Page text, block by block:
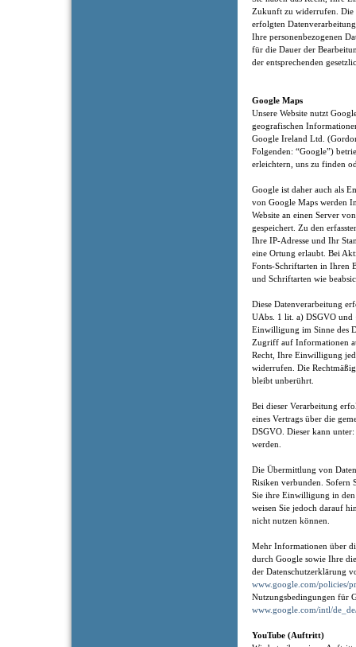
Zukunft zu widerrufen. Die
erfolgten
Ihre personenbezogenen
für die Dauer der
der entsprechenden
Google Maps
Unsere Website nutzt
geografischen
Google Ireland Ltd.
Folgenden: “Google”)
erleichtern, uns zu finden
Google ist daher auch als
von Google Maps werden
Website an einen Server
gespeichert. Zu den
Ihre IP-Adresse und Ihr
eine Ortung erlaubt. Bei
Fonts-Schriftarten in Ihren
und Schriftarten wie
Diese Datenverarbeitung
UAbs. 1 lit. a) DSGVO und
Einwilligung im Sinne des
Zugriff auf Informationen
Recht, Ihre Einwilligung
widerrufen. Die
bleibt unberührt.
Bei dieser Verarbeitung
eines Vertrags über die
DSGVO. Dieser kann unter:
werden.
Die Übermittlung von
Risiken verbunden. Sofern
Sie ihre Einwilligung in
weisen Sie jedoch darauf
nicht nutzen können.
Mehr Informationen über
durch Google sowie Ihre
der Datenschutzerklärung
www.google.com/policies/
Nutzungsbedingungen für
www.google.com/intl/
YouTube (Auftritt)